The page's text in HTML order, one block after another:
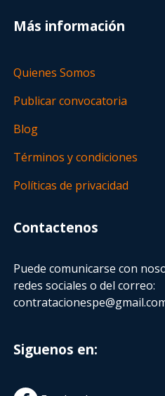
Más información
Quienes Somos
Publicar convocatoria
Blog
Términos y condiciones
Políticas de privacidad
Contactenos
Puede comunicarse con
redes sociales o del correo:
Siguenos en: